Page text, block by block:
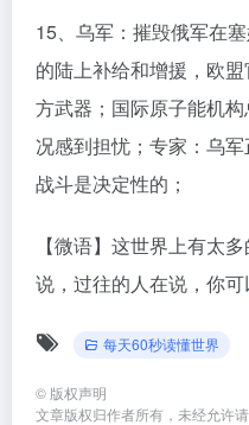
15、乌军：摧毁俄军在
的陆上补给和增援，欧
方武器；国际原子能机
况感到担忧；专家：乌
战斗是决定性的；
【微语】这世界上有太
说，过往的人在说，你可
每天60秒读懂世界
© 版权声明
文章版权归作者所有，未经允许请